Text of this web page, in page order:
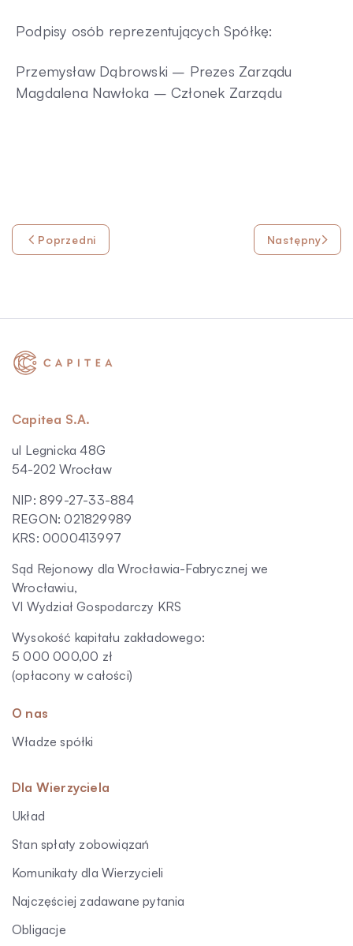
Podpisy osób reprezentujących Spółkę:
Przemysław Dąbrowski – Prezes Zarządu
Magdalena Nawłoka – Członek Zarządu
Poprzedni Następny
Capitea S.A.
ul Legnicka 48G
54-202 Wrocław
NIP: 899-27-33-884
REGON: 021829989
KRS: 0000413997
Sąd Rejonowy dla Wrocławia-Fabrycznej we
Wrocławiu,
VI Wydział Gospodarczy KRS
Wysokość kapitału zakładowego:
5 000 000,00 zł
(opłacony w całości)
O nas
Władze spółki
Dla Wierzyciela
Układ
Stan spłaty zobowiązań
Komunikaty dla Wierzycieli
Najczęściej zadawane pytania
Obligacje